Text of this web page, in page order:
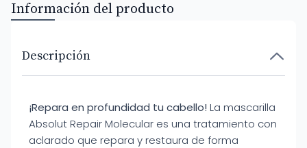
Información del producto
Descripción
¡Repara en profundidad tu cabello! La mascarilla
Absolut Repair Molecular es una tratamiento con
aclarado que repara y restaura de forma